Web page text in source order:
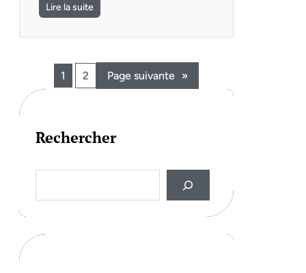
Lire la suite
1 2 Page suivante »
Rechercher
a
h